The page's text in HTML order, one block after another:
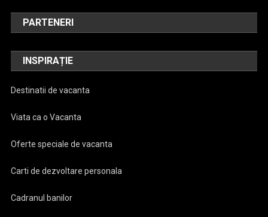
PARTENERI
INSPIRAȚIE
Destinatii de vacanta
Viata ca o Vacanta
Oferte speciale de vacanta
Carti de dezvoltare personala
Cadranul banilor